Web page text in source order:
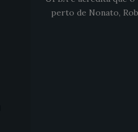
perto de Nonato,